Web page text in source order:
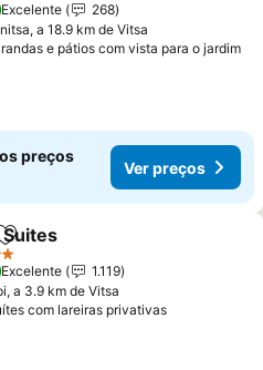
Excelente
268
a 18.9 km de Vitsa
e pátios com vista para o jardim
preços
Ver preços
Adicionar aos favoritos
Excelente
1.119
a 3.9 km de Vitsa
com lareiras privativasVer preços